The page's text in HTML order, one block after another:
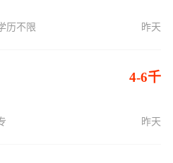
历不限 昨天
4-6千
昨天